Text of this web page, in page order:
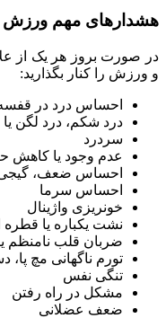
هشدارهای مهم ورزش
در صورت بروز هر یک از
و ورزش را کنار بگذارید:
احساس درد در
درد شکم، درد لگن یا
سردرد
عدم وجود یا کاهش
احساس ضعف،
احساس سرما
خونریزی واژینال
نشت یکباره یا قطره
ضربان قلب نامنظم
تورم ناگهانی مچ
تنگی نفس
مشکل در راه رفتن
ضعف عضلانی